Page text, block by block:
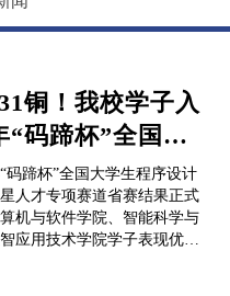
铜！我校学子入
“码蹄杯”全国大
设计大赛暨百...
码蹄杯”全国大学生程序设计
人才专项赛道省赛结果正式
机与软件学院、智能科学与
应用技术学院学子表现优
级全国总决赛。“码蹄杯”全